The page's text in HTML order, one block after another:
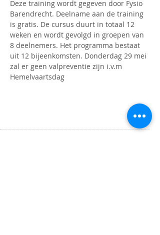
Deze training wordt gegeven door Fysio
Barendrecht. Deelname aan de training
is gratis. De cursus duurt in totaal 12
weken en wordt gevolgd in groepen van
8 deelnemers. Het programma bestaat
uit 12 bijeenkomsten. Donderdag 29 mei
zal er geen valpreventie zijn i.v.m
Hemelvaartsdag